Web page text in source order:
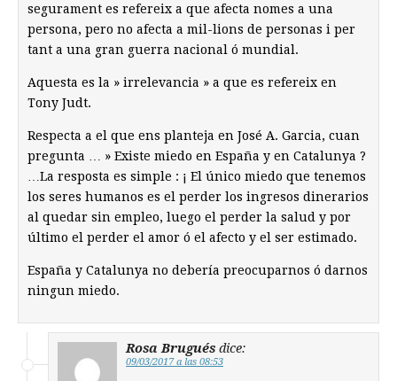
segurament es refereix a que afecta nomes a una
persona, pero no afecta a mil-lions de personas i per
tant a una gran guerra nacional ó mundial.
Aquesta es la » irrelevancia » a que es refereix en
Tony Judt.
Respecta a el que ens planteja en José A. Garcia, cuan
pregunta … » Existe miedo en España y en Catalunya ?
…La resposta es simple : ¡ El único miedo que tenemos
los seres humanos es el perder los ingresos dinerarios
al quedar sin empleo, luego el perder la salud y por
último el perder el amor ó el afecto y el ser estimado.
España y Catalunya no debería preocuparnos ó darnos
ningun miedo.
Rosa Brugués dice:
09/03/2017 a las 08:53